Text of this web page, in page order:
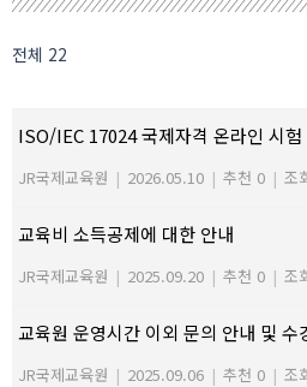
전체 22
ISO/IEC 17024 국제자격 온라인 시험
JR국제교육원 | 2026.05.10 | 추천 0 | 조
교육비 소득공제에 대한 안내
JR국제교육원 | 2025.09.20 | 추천 0 | 조
교육원 운영시간 이외 문의 안내 및 수
JR국제교육원 | 2025.09.06 | 추천 0 | 조